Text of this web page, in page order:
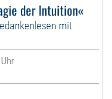
der Intuition«
mit